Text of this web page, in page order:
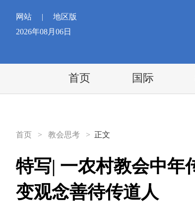
网站 |
地区版
2026年08月06日
首页 国际
首页 > 教会思考 > 正文
特写| 一农村教会中年
变观念善待传道人